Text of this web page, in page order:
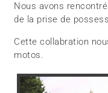
Nous avons
de la prise de
Cette collabration
motos.